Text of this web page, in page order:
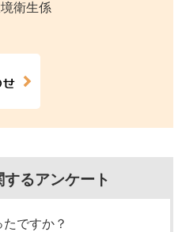
衛生係
るアンケート
ですか？